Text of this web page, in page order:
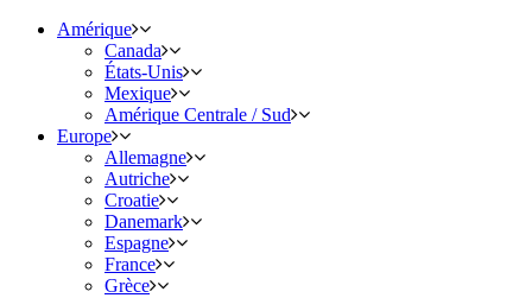
Amérique
Canada
États-Unis
Mexique
Amérique Centrale / Sud
Europe
Allemagne
Autriche
Croatie
Danemark
Espagne
France
Grèce